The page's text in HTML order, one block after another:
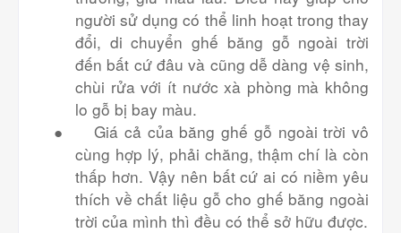
người sử dụng có thể linh hoạt trong thay
đổi, di chuyển ghế băng gỗ ngoài trời
đến bất cứ đâu và cũng dễ dàng vệ sinh,
chùi rửa với ít nước xà phòng mà không
lo gỗ bị bay màu.
●
Giá cả của băng ghế gỗ ngoài trời vô
cùng hợp lý, phải chăng, thậm chí là còn
thấp hơn. Vậy nên bất cứ ai có niềm yêu
thích về chất liệu gỗ cho ghế băng ngoài
trời của mình thì đều có thể sở hữu được.